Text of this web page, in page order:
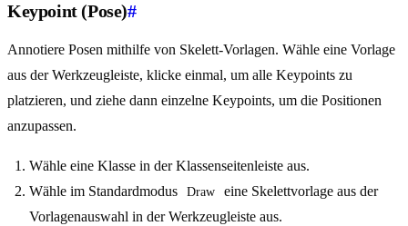
Keypoint (Pose)#
Annotiere Posen mithilfe von Skelett-Vorlagen. Wähle eine Vorlage
aus der Werkzeugleiste, klicke einmal, um alle Keypoints zu
platzieren, und ziehe dann einzelne Keypoints, um die Positionen
anzupassen.
Wähle eine Klasse in der Klassenseitenleiste aus.
Wähle im Standardmodus
Draw
eine Skelettvorlage aus der
Vorlagenauswahl in der Werkzeugleiste aus.